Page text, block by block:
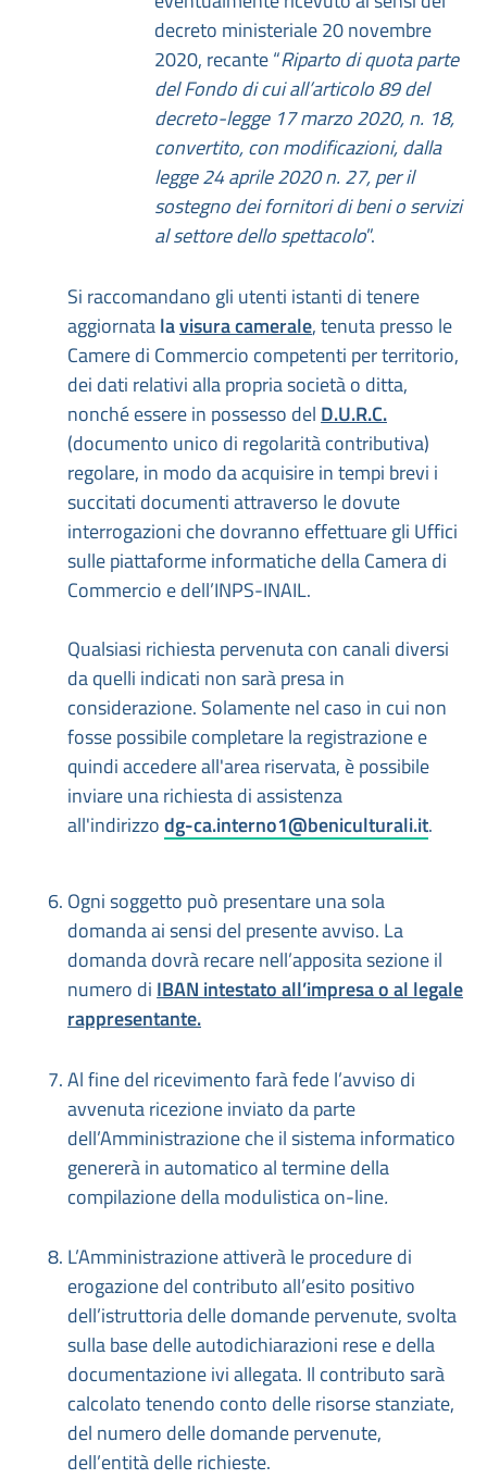
decreto ministeriale 20 novembre
2020, recante “Riparto di quota parte
del Fondo di cui all’articolo89 del
decreto-legge 17 marzo 2020, n. 18,
convertito, con modificazioni, dalla
legge 24 aprile 2020 n. 27, per il
sostegno dei fornitori di beni o servizi
al settore dello spettacolo”.
Si raccomandano gli utenti istanti di tenere
aggiornatalavisura camerale, tenuta presso le
Camere di Commercio competenti per territorio,
dei dati relativi alla propria società o ditta,
nonché essere in possesso del D.U.R.C.
(documento unico di regolarità contributiva)
regolare, in modo da acquisire in tempi brevi i
succitati documenti attraverso le dovute
interrogazioni che dovranno effettuare gli Uffici
sulle piattaforme informatiche della Camera di
Commercio e dell’INPS-INAIL.
Qualsiasi richiesta pervenuta con canali diversi
da quelli indicati non sarà presa in
considerazione. Solamente nel caso in cui non
fosse possibile completare la registrazione e
quindi accedere all'area riservata, è possibile
inviare una richiesta di assistenza
all'indirizzodg-ca.interno1@beniculturali.it.
Ogni soggetto può presentare una sola
domanda ai sensi del presente avviso. La
domanda dovrà recare nell’apposita sezione il
numero di IBAN intestato all’impresa o al legale
rappresentante.
Al fine del ricevimento farà fede l’avviso di
avvenuta ricezione inviato da parte
dell’Amministrazione che il sistema informatico
genererà in automatico al termine della
compilazione della modulistica on-line.
L’Amministrazione attiverà le procedure di
erogazione del contributo all’esito positivo
dell’istruttoria delle domande pervenute, svolta
sulla base delle autodichiarazioni rese e della
documentazione ivi allegata. Il contributo sarà
calcolato tenendo conto delle risorse stanziate,
del numero delle domande pervenute,
dell’entità delle richieste.